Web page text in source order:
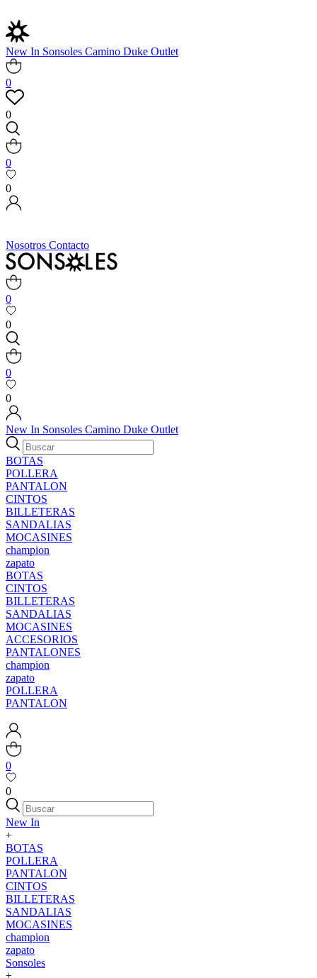
New In Sonsoles Camino Duke Outlet
0
0
0
0
Nosotros Contacto
0
0
0
0
New In Sonsoles Camino Duke Outlet
BOTAS
POLLERA
PANTALON
CINTOS
BILLETERAS
SANDALIAS
MOCASINES
champion
zapato
BOTAS
CINTOS
BILLETERAS
SANDALIAS
MOCASINES
ACCESORIOS
PANTALONES
champion
zapato
POLLERA
PANTALON
0
0
New In
+
BOTAS
POLLERA
PANTALON
CINTOS
BILLETERAS
SANDALIAS
MOCASINES
champion
zapato
Sonsoles
+